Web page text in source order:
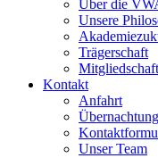
Über die
Unsere
Trägerschaft
Kontakt
Anfahrt
Unser Team